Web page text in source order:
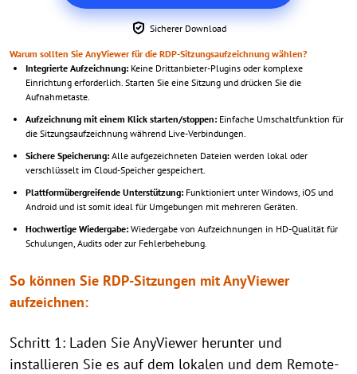
Sicherer Download
Warum sollten Sie AnyViewer für die RDP-Sitzungsaufzeichnung wählen?
Integrierte Aufzeichnung: Keine Drittanbieter-Plugins oder komplexe
Einrichtung erforderlich. Starten Sie eine Sitzung und drücken Sie die
Aufnahmetaste.
Aufzeichnung mit einem Klick starten/stoppen: Einfache Umschaltfunktion für
die Sitzungsaufzeichnung während Live-Verbindungen.
Sichere Speicherung: Alle aufgezeichneten Dateien werden lokal oder
verschlüsselt im Cloud-Speicher gespeichert.
Plattformübergreifende Unterstützung: Funktioniert unter Windows, iOS und
Android und ist somit ideal für Umgebungen mit mehreren Geräten.
Hochwertige Wiedergabe: Wiedergabe von Aufzeichnungen in HD-Qualität für
Schulungen, Audits oder zur Fehlerbehebung.
So können Sie RDP-Sitzungen mit AnyViewer
aufzeichnen:
Schritt 1: Laden Sie AnyViewer herunter und
installieren Sie es auf dem lokalen und dem Remote-